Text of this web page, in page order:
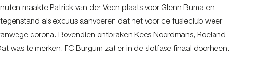
maakte Patrick van der Veen plaats voor Glenn Buma en
als excuus aanvoeren dat het voor de fusieclub weer
corona. Bovendien ontbraken Kees Noordmans, Roeland
was te merken. FC Burgum zat er in de slotfase finaal doorheen.